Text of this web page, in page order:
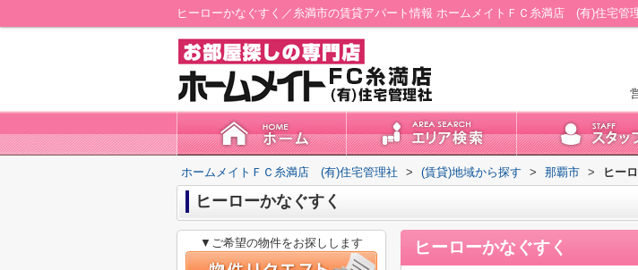
ヒーローかなぐすく／糸満市の賃貸アパート情報 ホームメイトＦＣ糸満店 (有)住宅管
ホームメイトＦＣ糸満店 (有)住宅管理社 > (賃貸)地域から探す > 那覇市 > ヒー
ヒーローかなぐすく
ヒーローかなぐすく
▼ご希望の物件をお探しします